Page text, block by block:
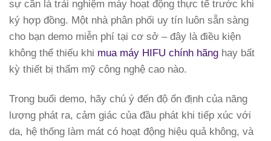
sự cần là trải nghiệm máy hoạt động thực tế trước khi
ký hợp đồng. Một nhà phân phối uy tín luôn sẵn sàng
cho bạn demo miễn phí tại cơ sở – đây là điều kiện
không thể thiếu khi mua máy HIFU chính hãng hay bất
kỳ thiết bị thẩm mỹ công nghệ cao nào.
Trong buổi demo, hãy chú ý đến độ ổn định của năng
lượng phát ra, cảm giác của đầu phát khi tiếp xúc với
da, hệ thống làm mát có hoạt động hiệu quả không, và